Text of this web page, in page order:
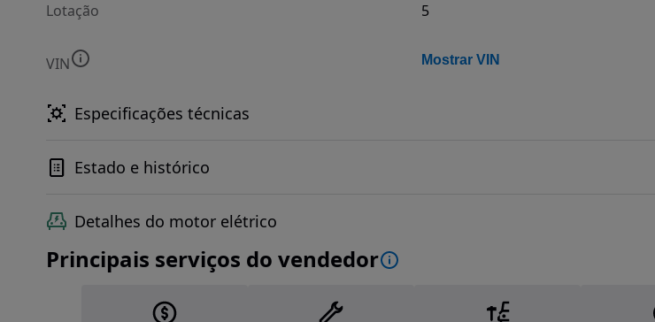
Lotação 5
VIN Mostrar VIN
Especificações técnicas
Estado e histórico
Detalhes do motor elétrico
Principais serviços do vendedor